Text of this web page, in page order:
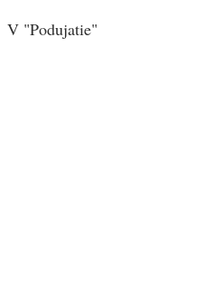
V "Podujatie"